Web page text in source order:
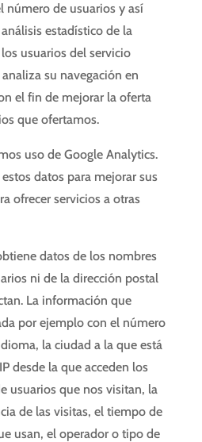
número de usuarios y así
estadístico de la
usuarios del servicio
su navegación en
el fin de mejorar la oferta
que ofertamos.
uso de Google Analytics.
datos para mejorar sus
ofrecer servicios a otras
datos de los nombres
ni de la dirección postal
La información que
por ejemplo con el número
la ciudad a la que está
desde la que acceden los
usuarios que nos visitan, la
de las visitas, el tiempo de
usan, el operador o tipo de